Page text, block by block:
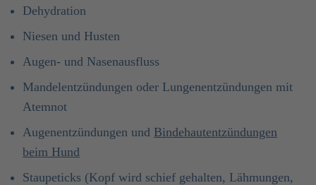
Dehydration
Niesen und Husten
Augen- und Nasenausfluss
Mandelentzündungen oder Lungenentzündungen mit
Atemnot
Augenentzündungen und Bindehautentzündungen
beim Hund
Staupeticks (Kopf wird schief gehalten, Lähmungen,